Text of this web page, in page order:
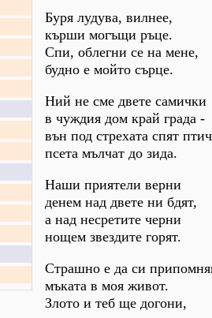
Буря лудува, вилнее,
кърши могъщи ръце.
Спи, облегни се на мене,
будно е мойто сърце.
Ний не сме двете самички
в чуждия дом край града -
вън под стрехата спят
псета мълчат до зида.
Наши приятели верни
денем над двете ни бдят,
а над несретите черни
нощем звездите горят.
Страшно е да си
мъката в моя живот.
Злото и теб ще догони,